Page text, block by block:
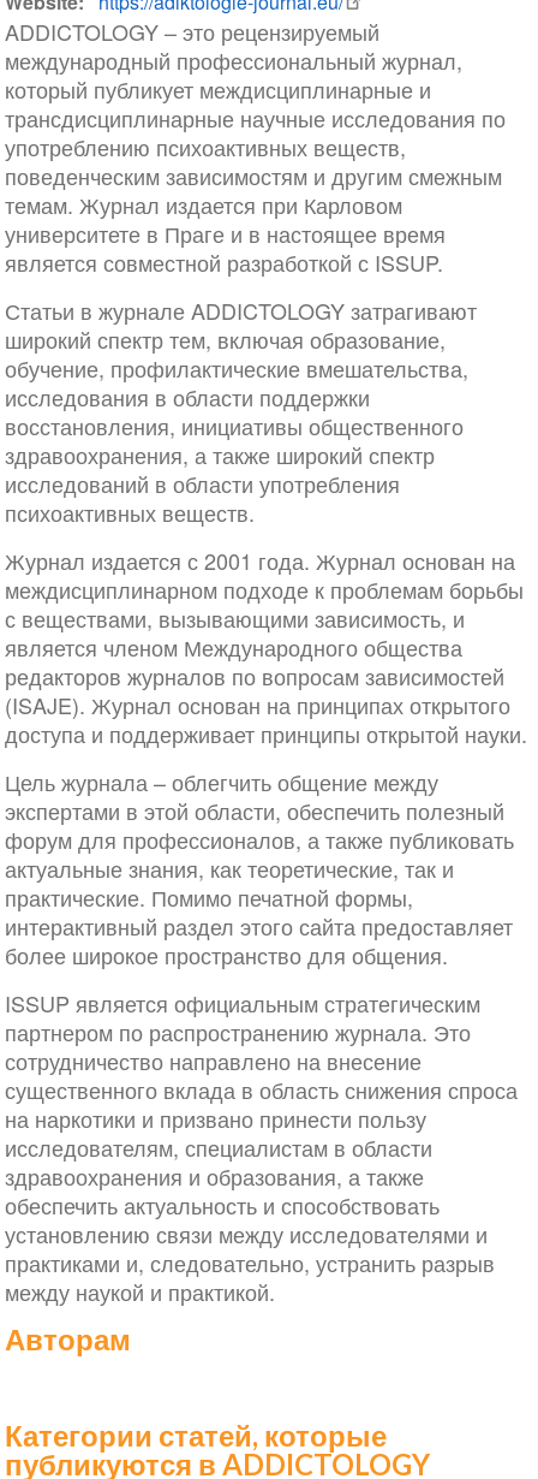
ADDICTOLOGY – это рецензируемый
международный профессиональный журнал,
который публикует междисциплинарные и
трансдисциплинарные научные исследования по
употреблению психоактивных веществ,
поведенческим зависимостям и другим смежным
темам. Журнал издается при Карловом
университете в Праге и в настоящее время
является совместной разработкой с ISSUP.
Статьи в журнале ADDICTOLOGY затрагивают
широкий спектр тем, включая образование,
обучение, профилактические вмешательства,
исследования в области поддержки
восстановления, инициативы общественного
здравоохранения, а также широкий спектр
исследований в области употребления
психоактивных веществ.
Журнал издается с 2001 года. Журнал основан на
междисциплинарном подходе к проблемам борьбы
с веществами, вызывающими зависимость, и
является членом Международного общества
редакторов журналов по вопросам зависимостей
(ISAJE). Журнал основан на принципах открытого
доступа и поддерживает принципы открытой науки.
Цель журнала – облегчить общение между
экспертами в этой области, обеспечить полезный
форум для профессионалов, а также публиковать
актуальные знания, как теоретические, так и
практические. Помимо печатной формы,
интерактивный раздел этого сайта предоставляет
более широкое пространство для общения.
ISSUP является официальным стратегическим
партнером по распространению журнала. Это
сотрудничество направлено на внесение
существенного вклада в область снижения спроса
на наркотики и призвано принести пользу
исследователям, специалистам в области
здравоохранения и образования, а также
обеспечить актуальность и способствовать
установлению связи между исследователями и
практиками и, следовательно, устранить разрыв
между наукой и практикой.
Авторам
Категории статей, которые
публикуются в ADDICTOLOGY